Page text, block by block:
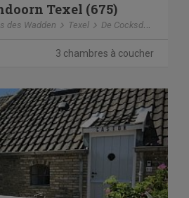
Texel (675)
des Wadden Texel De Cocksdorp
3 chambres à coucher
Next